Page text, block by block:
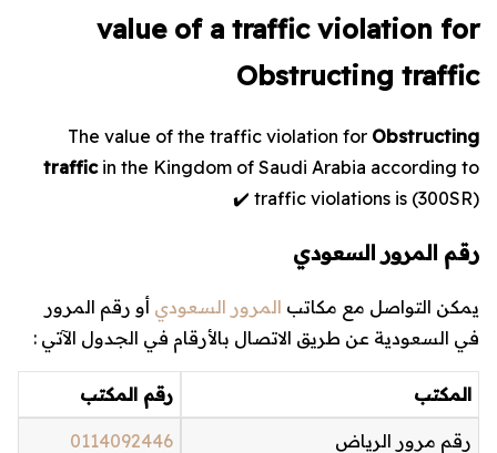
value of a traffic violation for
Obstructing traffic
The value of the traffic violation for Obstructing
trafficin the Kingdom of Saudi Arabia according to
traffic violations is (300SR) ✔️
رقم المرور السعودي
يمكن التواصل مع مكاتب المرور السعودي أو رقم المرور
في السعودية عن طريق الاتصال بالأرقام في الجدول الآتي :
المكتب رقم المكتب
رقم مرور الرياض 0114092446